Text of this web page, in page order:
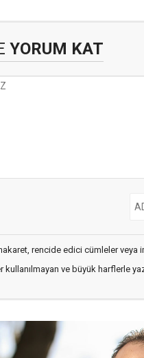
YORUM KAT
rencide edici cümleler veya
kullanılmayan ve büyük harflerle